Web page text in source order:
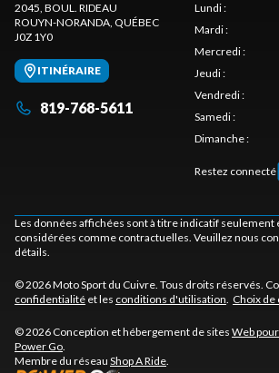
2045, BOUL. RIDEAU
ROUYN-NORANDA, QUÉBEC
J0Z 1Y0
ITINÉRAIRE
819-768-5611
Lundi:
Mardi:
Mercredi:
Jeudi:
Vendredi:
Samedi:
Dimanche:
Restez connecté
Les données affichées sont à titre indicatif seulement
considérées comme contractuelles. Veuillez nous
détails.
© 2026 Moto Sport du Cuivre. Tous droits réservés.
confidentialité et les conditions d'utilisation. Choix
© 2026 Conception et hébergement de sites Web
Power Go.
Membre du réseau Shop A Ride.